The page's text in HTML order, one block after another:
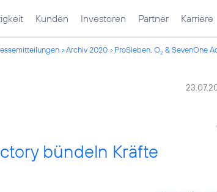
Kunden Investoren Partner Karriere
Archiv 2020 ProSieben, O2 & SevenOne
bündeln Kräfte